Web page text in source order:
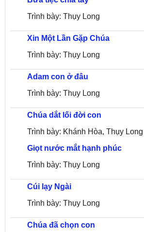
Trình bày: Thụy Long
Xin Một Lần Gặp Chúa
Trình bày: Thụy Long
Adam con ở đâu
Trình bày: Thụy Long
Chúa dắt lối đời con
Trình bày: Khánh Hòa, Thụy Long
Giọt nước mắt hạnh phúc
Trình bày: Thụy Long
Cúi lạy Ngài
Trình bày: Thụy Long
Chúa đã chọn con